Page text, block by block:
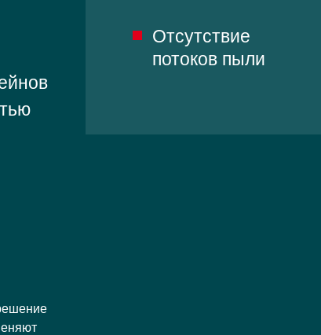
Отсутствие
потоков пыли